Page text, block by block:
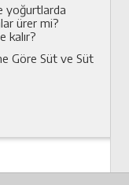
yoğurtlarda
ürer mi?
kalır?
Göre Süt ve Süt